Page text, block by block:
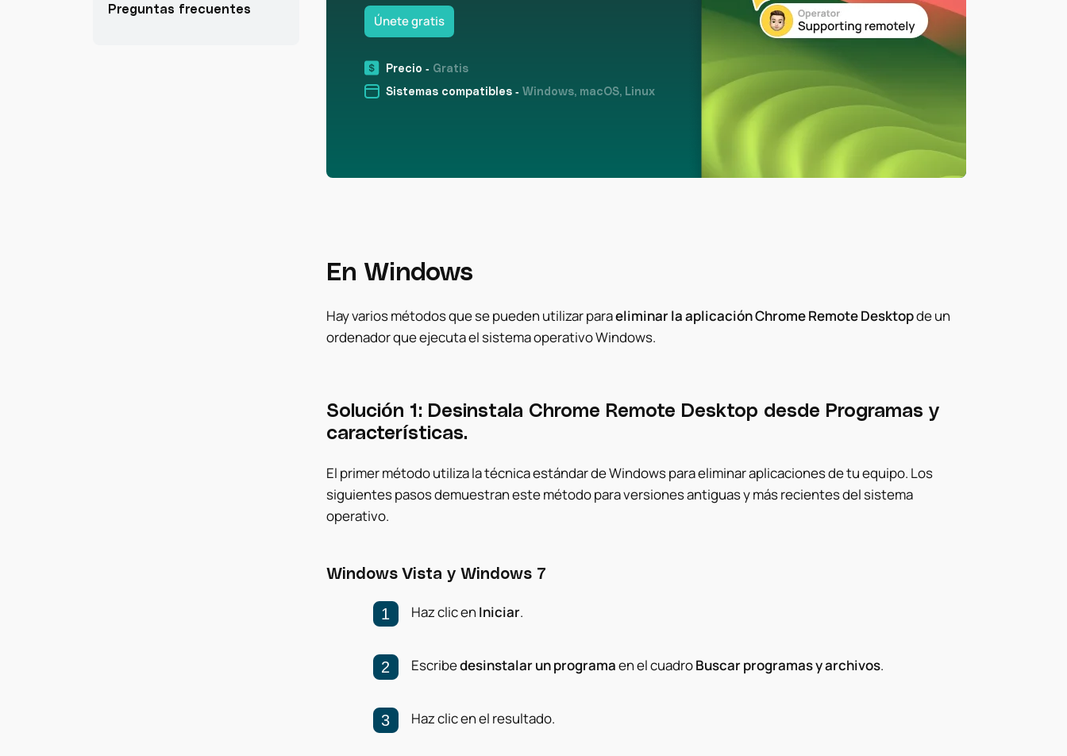
Preguntas frecuentes
Únete gratis
Precio - Gratis
Sistemas compatibles - Windows, macOS, Linux
En Windows
Hay varios métodos que se pueden utilizar paraeliminar la aplicación Chrome Remote Desktopde un
ordenador que ejecuta el sistema operativo Windows.
Solución 1: Desinstala Chrome Remote Desktop desde Programas y
características.
El primer método utiliza la técnica estándar de Windows para eliminar aplicaciones de tu equipo. Los
siguientes pasos demuestran este método para versiones antiguas y más recientes del sistema
operativo.
Windows Vista y Windows 7
Haz clic en Iniciar.
Escribedesinstalar un programaen el cuadroBuscar programas y archivos.
Haz clic en el resultado.